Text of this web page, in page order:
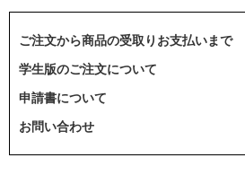
ご注文から商品の受取りお支払いまで
学生版のご注文について
申請書について
お問い合わせ